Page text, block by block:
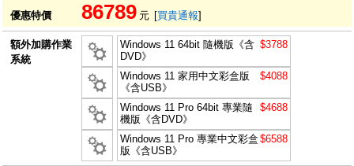
優惠特價 86789 元 [買貴通報]
額外加購作業
系統
Windows 11 64bit 隨機版《含
DVD》
$3788
Windows 11 家用中文彩盒版
《含USB》
$4088
Windows 11 Pro 64bit 專業隨
機版《含DVD》
$4688
Windows 11 Pro 專業中文彩盒
版《含USB》
$6588